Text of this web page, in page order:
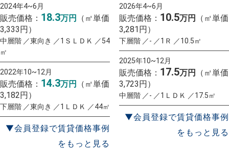
2024年4~6月
販売価格： 18.3万円
（㎡単価
3,333円）
中層階 ／東向き ／1ＳＬＤＫ ／54
㎡
2022年10~12月
販売価格： 14.3万円
（㎡単価
3,182円）
下層階 ／東向き ／1ＬＤＫ ／44㎡
▼会員登録で賃貸価格事例
をもっと見る
2026年4~6月
販売価格： 10.5万円
（㎡単価
3,281円）
下層階 ／- ／1Ｒ ／10.5㎡
2025年10~12月
販売価格： 17.5万円
（㎡単価
3,723円）
中層階 ／- ／1ＬＤＫ ／17.5㎡
▼会員登録で賃貸価格事例
をもっと見る